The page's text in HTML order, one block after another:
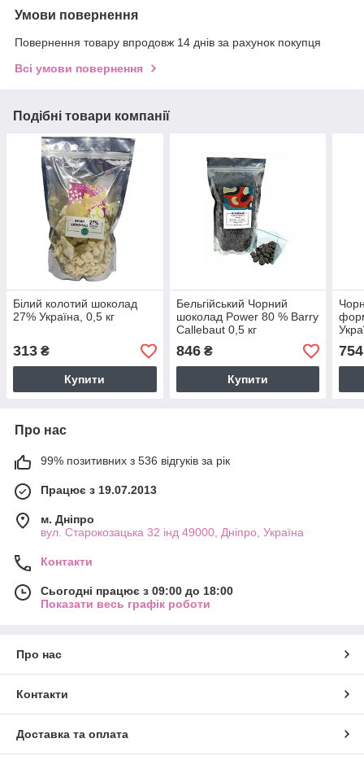
Умови повернення
Повернення товару впродовж 14 днів за рахунок покупця
Всі умови повернення
Подібні товари компанії
Білий колотий шоколад
27% Україна, 0,5 кг
313 ₴
Купити
Бельгійський Чорний
шоколад Power 80 % Barry
Callebaut 0,5 кг
846₴
Купити
754
Про нас
99% позитивних з 536 відгуків за рік
Працює з 19.07.2013
м. Дніпро
вул. Старокозацька 32 інд 49000, Дніпро, Україна
Контакти
Сьогодні працює з 09:00 до 18:00
Показати весь графік роботи
Про нас
Контакти
Доставка та оплата